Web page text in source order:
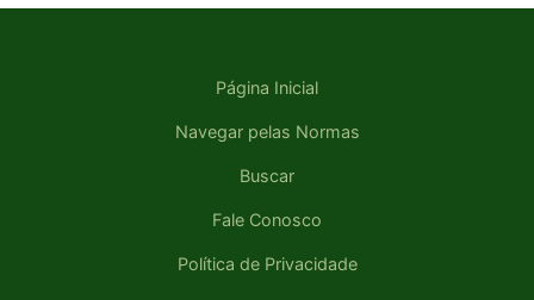
Página Inicial
Navegar pelas Normas
Buscar
Fale Conosco
Política de Privacidade